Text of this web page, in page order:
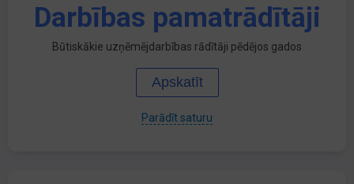
Darbības pamatrādītāji
Būtiskākie uzņēmējdarbības rādītāji pēdējos gados
Apskatīt
Parādīt saturu